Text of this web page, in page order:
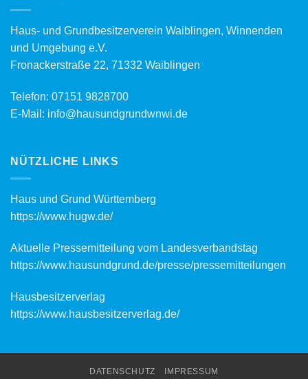
Haus- und Grundbesitzerverein Waiblingen, Winnenden
und Umgebung e.V.
Fronackerstraße 22, 71332 Waiblingen
Telefon: 07151 9828700
E-Mail: info@hausundgrundwnwi.de
NÜTZLICHE LINKS
Haus und Grund Württemberg
https://www.hugw.de/
Aktuelle Pressemitteilung vom Landesverbandstag
https://www.hausundgrund.de/presse/pressemitteilungen
Hausbesitzerverlag
https://www.hausbesitzerverlag.de/
DATENSCHUTZ IMPRESSUM